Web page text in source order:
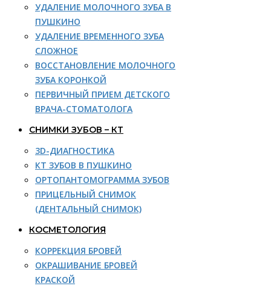
УДАЛЕНИЕ МОЛОЧНОГО ЗУБА В
ПУШКИНО
УДАЛЕНИЕ ВРЕМЕННОГО ЗУБА
СЛОЖНОЕ
ВОССТАНОВЛЕНИЕ МОЛОЧНОГО
ЗУБА КОРОНКОЙ
ПЕРВИЧНЫЙ ПРИЕМ ДЕТСКОГО
ВРАЧА-СТОМАТОЛОГА
СНИМКИ ЗУБОВ – КТ
3D-ДИАГНОСТИКА
КТ ЗУБОВ В ПУШКИНО
ОРТОПАНТОМОГРАММА ЗУБОВ
ПРИЦЕЛЬНЫЙ СНИМОК
(ДЕНТАЛЬНЫЙ СНИМОК)
КОСМЕТОЛОГИЯ
КОРРЕКЦИЯ БРОВЕЙ
ОКРАШИВАНИЕ БРОВЕЙ
КРАСКОЙ